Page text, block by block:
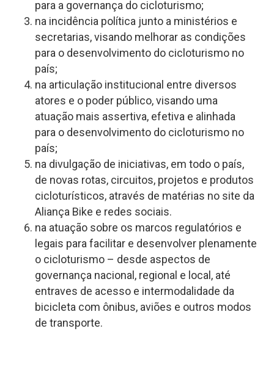
para a governança do cicloturismo;
na incidência política junto a ministérios e
secretarias, visando melhorar as condições
para o desenvolvimento do cicloturismo no
país;
na articulação institucional entre diversos
atores e o poder público, visando uma
atuação mais assertiva, efetiva e alinhada
para o desenvolvimento do cicloturismo no
país;
na divulgação de iniciativas, em todo o país,
de novas rotas, circuitos, projetos e produtos
cicloturísticos, através de matérias no site da
Aliança Bike e redes sociais.
na atuação sobre os marcos regulatórios e
legais para facilitar e desenvolver plenamente
o cicloturismo – desde aspectos de
governança nacional, regional e local, até
entraves de acesso e intermodalidade da
bicicleta com ônibus, aviões e outros modos
de transporte.